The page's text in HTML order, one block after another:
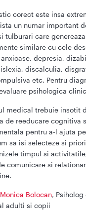
corect este insa
un numar important
tulburari care genereaza
similare cu cele
depresia,
discalculia,
etc. Pentru
psihologica
medical trebuie insotit
de reeducare cognitiva
pentru a-l ajuta
sa isi selecteze si
timpul si
comunicare si
Bolocan,
adulti si copii